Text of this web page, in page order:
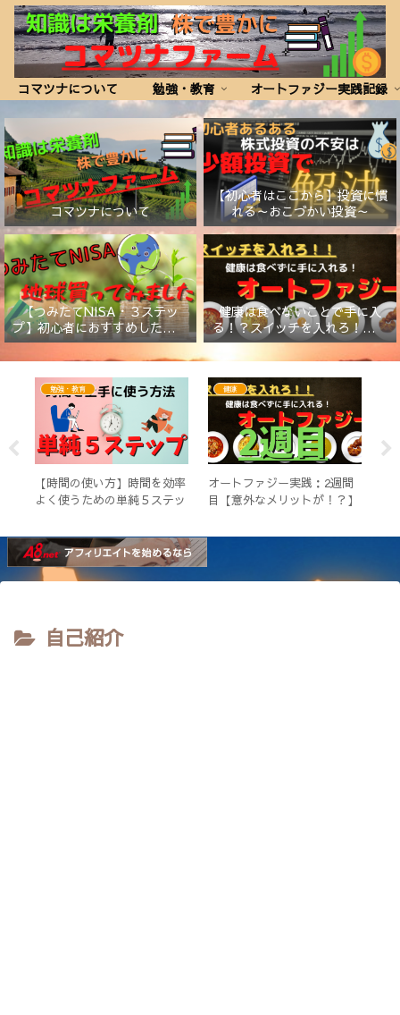
コマツナについて 勉強・教育 オートファジー実践記録
コマツナについて
【初心者はここから】投資に慣
れる～おこづかい投資～
【つみたてNISA・３ステッ
プ】初心者におすすめしたい証
券会社と商品
健康は食べないことで手に入
る！？スイッチを入れろ！【オ
ートファジー】
勉強・教育
【時間の使い方】時間を効率
よく使うための単純５ステッ
健康
オートファジー実践：2週間
目【意外なメリットが！？】
自己紹介